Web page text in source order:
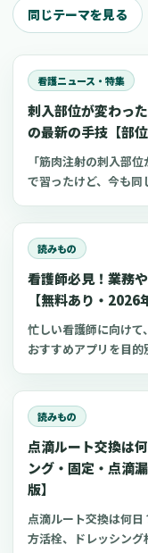
同じテーマを見る
看護ニュース・特集
刺入部位が変わっ
の最新の手技【部
「筋肉注射の刺入部
で習ったけど、今も同
び方、針のゲージと
を避けるポイント、ワ
します。
読みもの
看護師必見！業務
【無料あり・2026
忙しい看護師に向け
おすすめアプリを目
心電図学習、シフト
リをまとめました。
読みもの
点滴ルート交換は
ング・固定・点滴
版】
点滴ルート交換は何
方活栓、ドレッシン